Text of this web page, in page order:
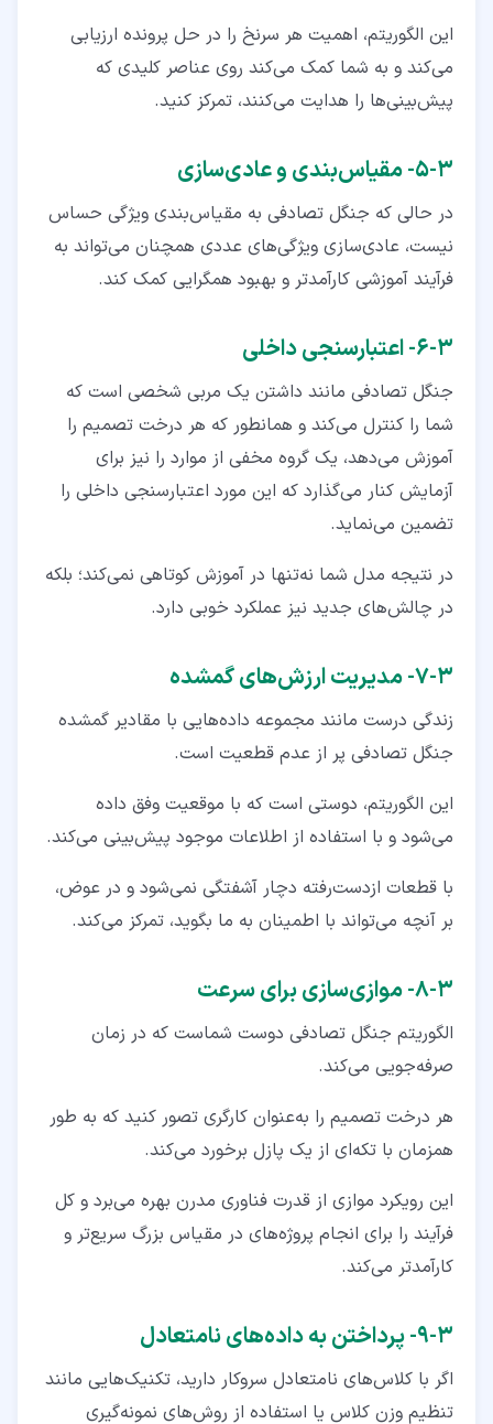
این الگوریتم، اهمیت هر سرنخ را در حل پرونده ارزیابی
می‌کند و به شما کمک می‌کند روی عناصر کلیدی که
پیش‌بینی‌ها را هدایت می‌کنند، تمرکز کنید.
۳‏-‏۵‏- مقیاس‌بندی و عادی‌سازی
در حالی‌ که جنگل تصادفی به مقیاس‌بندی ویژگی حساس
نیست، عادی‌سازی ویژگی‌های عددی همچنان می‌تواند به
فرآیند آموزشی کارآمدتر و بهبود همگرایی کمک کند.
۳‏-‏۶‏- اعتبارسنجی داخلی
جنگل تصادفی مانند داشتن یک مربی شخصی است که
شما را کنترل می‌کند و همانطور که هر درخت تصمیم را
آموزش می‌دهد، یک گروه مخفی از موارد را نیز برای
آزمایش کنار می‌گذارد که این‌ مورد اعتبارسنجی داخلی را
تضمین می‌نماید.
در نتیجه مدل شما نه‌تنها در آموزش کوتاهی نمی‌کند؛ بلکه
در چالش‌های جدید نیز عملکرد خوبی دارد.
۳‏-‏۷‏- مدیریت ارزش‌های گمشده
زندگی درست مانند مجموعه داده‌هایی با مقادیر گمشده
جنگل تصادفی پر از عدم قطعیت است.
این الگوریتم، دوستی است که با موقعیت وفق داده
می‌شود و با استفاده از اطلاعات موجود پیش‌بینی می‌کند.
با قطعات ازدست‌رفته دچار آشفتگی نمی‌شود و در عوض،
بر آنچه می‌تواند با اطمینان به ما بگوید، تمرکز می‌کند.
۳‏-‏۸‏- موازی‌سازی برای سرعت
الگوریتم جنگل تصادفی دوست شماست که در زمان
صرفه‌جویی می‌کند.
هر درخت تصمیم را به‌عنوان کارگری تصور کنید که به طور
همزمان با تکه‌ای از یک پازل برخورد می‌کند.
این رویکرد موازی از قدرت فناوری مدرن بهره می‌برد و کل
فرآیند را برای انجام پروژه‌های در مقیاس بزرگ سریع‌تر و
کارآمدتر می‌کند.
۳‏-‏۹‏- پرداختن به داده‌های نامتعادل
اگر با کلاس‌های نامتعادل سروکار دارید، تکنیک‌هایی مانند
تنظیم وزن کلاس یا استفاده از روش‌های نمونه‌گیری